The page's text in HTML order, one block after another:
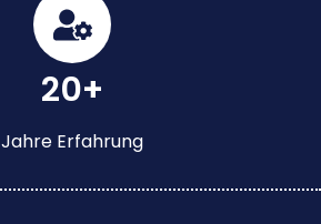
20+
Jahre Erfahrung